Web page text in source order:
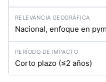
Nacional, enfoque en
Corto plazo (≤2 años)